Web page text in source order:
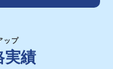
ップ
実績